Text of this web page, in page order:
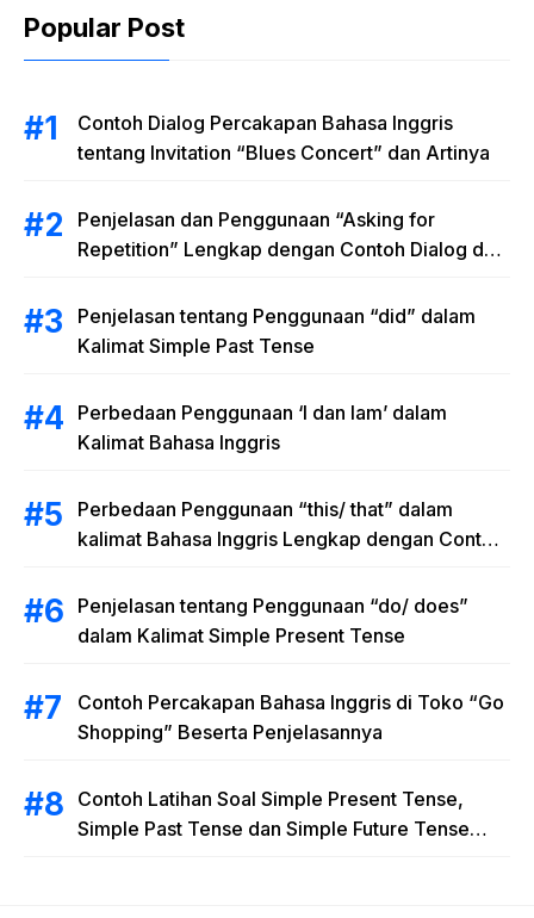
Popular Post
Contoh Dialog Percakapan Bahasa Inggris
tentang Invitation “Blues Concert” dan Artinya
Penjelasan dan Penggunaan “Asking for
Repetition” Lengkap dengan Contoh Dialog dan
Penjelasan tentang Penggunaan “did” dalam
Kalimat Simple Past Tense
Perbedaan Penggunaan ‘I dan Iam’ dalam
Kalimat Bahasa Inggris
Perbedaan Penggunaan “this/ that” dalam
kalimat Bahasa Inggris Lengkap dengan Contoh
Penjelasan tentang Penggunaan “do/ does”
dalam Kalimat Simple Present Tense
Contoh Percakapan Bahasa Inggris di Toko “Go
Shopping” Beserta Penjelasannya
Contoh Latihan Soal Simple Present Tense,
Simple Past Tense dan Simple Future Tense